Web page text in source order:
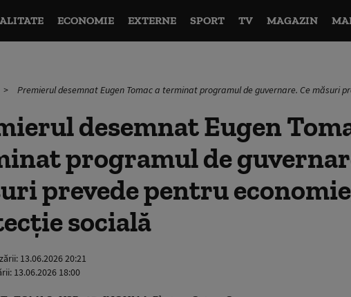
ECONOMIE EXTERNE SPORT TV MAGAZIN
Premierul desemnat Eugen Tomac a terminat programul de guvernare. Ce măsuri
desemnat Eugen
programul de
prevede pentru
socială
13.06.2026 20:21
13.06.2026 18:00